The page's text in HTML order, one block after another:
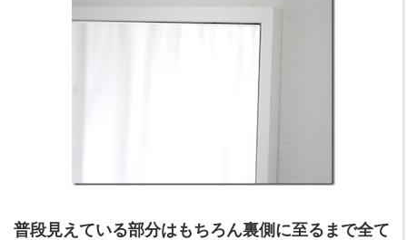
普段見えている部分はもちろん裏側に至るまで全て